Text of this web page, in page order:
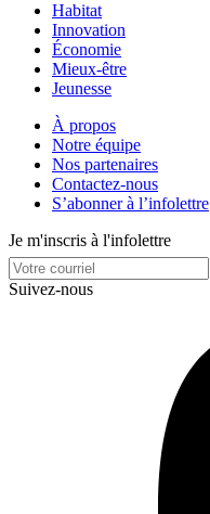
Habitat
Innovation
Économie
Mieux-être
Jeunesse
À propos
Notre équipe
Nos partenaires
Contactez-nous
S’abonner à l’infolettre
Je m'inscris à l'infolettre
Suivez-nous